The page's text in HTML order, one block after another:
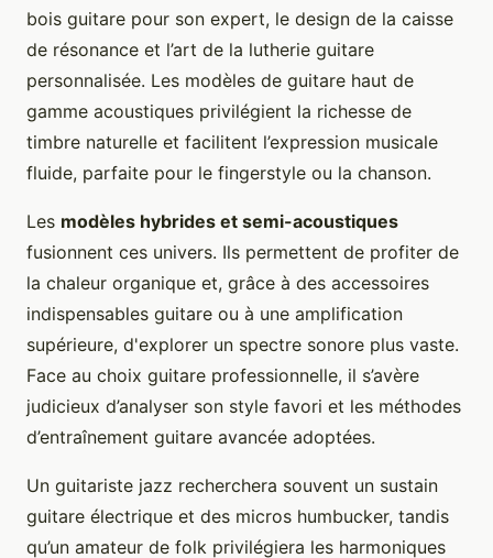
bois guitare pour son expert, le design de la caisse
de résonance et l’art de la lutherie guitare
personnalisée. Les modèles de guitare haut de
gamme acoustiques privilégient la richesse de
timbre naturelle et facilitent l’expression musicale
fluide, parfaite pour le fingerstyle ou la chanson.
Les modèles hybrides et semi-acoustiques
fusionnent ces univers. Ils permettent de profiter de
la chaleur organique et, grâce à des accessoires
indispensables guitare ou à une amplification
supérieure, d'explorer un spectre sonore plus vaste.
Face au choix guitare professionnelle, il s’avère
judicieux d’analyser son style favori et les méthodes
d’entraînement guitare avancée adoptées.
Un guitariste jazz recherchera souvent un sustain
guitare électrique et des micros humbucker, tandis
qu’un amateur de folk privilégiera les harmoniques